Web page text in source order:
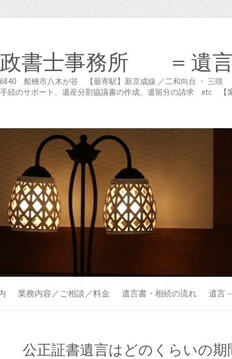
政書士事務所 = 遺言
6840 船橋市八木が谷 【最寄駅】新京成線 ／二和向台 ・ 三
続のサポート、遺産分割協議書の作成、遺留分の請求 etc 【
業務内容／ご相談／料金 遺言書・相続の流れ 遺言
公正証書遺言はどのくらいの